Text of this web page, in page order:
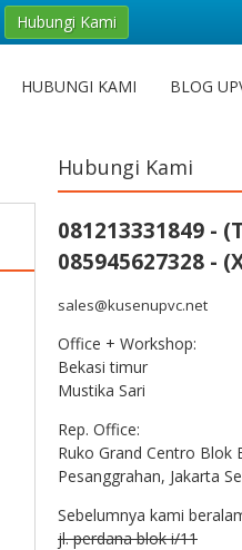
HUBUNGI KAMI BLOG
Hubungi Kami
081213331849 -
085945627328 -
sales@kusenupvc.net
Office + Workshop:
Bekasi timur
Mustika Sari
Rep. Office:
Ruko Grand Centro Blok
Pesanggrahan, Jakarta
Sebelumnya kami
jl. perdana blok i/11
Hubungi Kami